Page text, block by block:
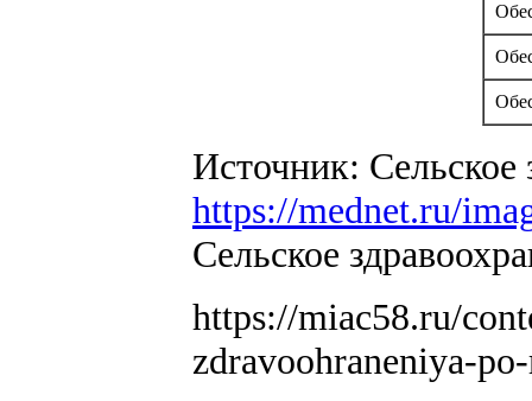
Источник: Сельское
https://mednet.ru/
Сельское
https://miac58.ru/
zdravoohraneniya-